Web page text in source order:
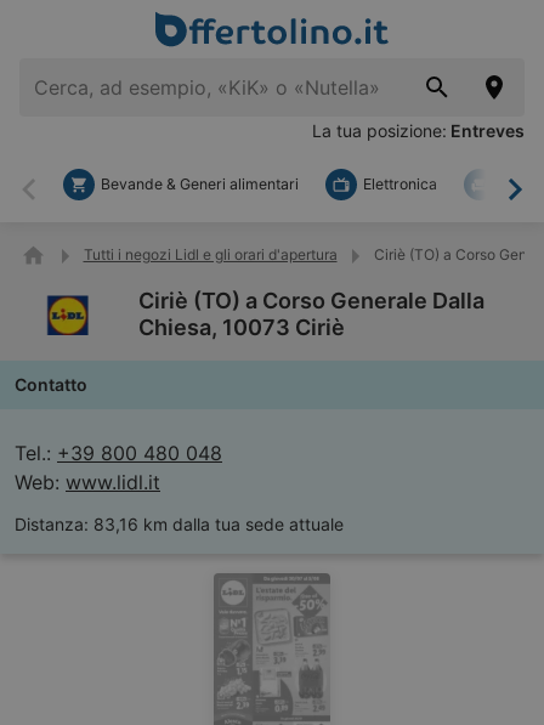
La tua posizione: Entreves
Indietro
Bevande & Generi alimentari Elettronica Fai
Tutti i negozi Lidl e gli orari d'apertura Ciriè (TO) a Corso
Ciriè (TO) a Corso Generale Dalla
Chiesa, 10073 Ciriè
Contatto
Tel.: +39 800 480 048
Web: www.lidl.it
Distanza: 83,16 km dalla tua sede attuale